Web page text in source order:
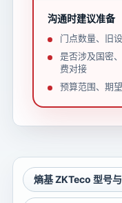
沟通时建议准备
门点数量、旧
是否涉及国密
费对接
预算范围、期
熵基 ZKTeco 型号